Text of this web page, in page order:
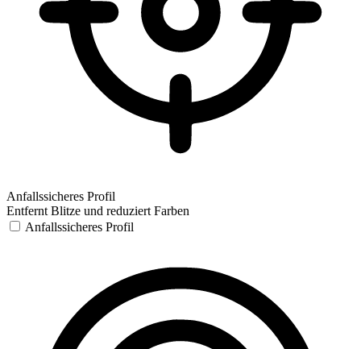
Anfallssicheres Profil
Entfernt Blitze und reduziert Farben
Anfallssicheres Profil